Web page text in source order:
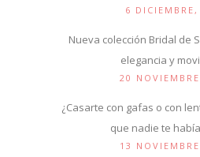
6
Nueva colección Bridal de
elegancia y
20
¿Casarte con gafas o con
que nadie te
13